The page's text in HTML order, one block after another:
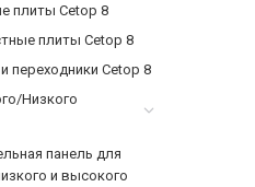
плиты Cetop 8
плиты Cetop 8
переходники Cetop 8
Низкого
панель для
и высокого